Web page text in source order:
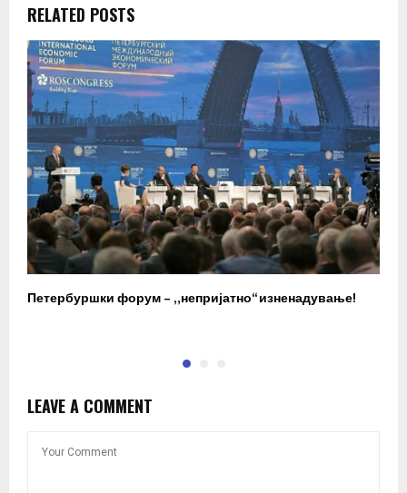
RELATED POSTS
Петербуршки форум – „непријатно“ изненадување!
LEAVE A COMMENT